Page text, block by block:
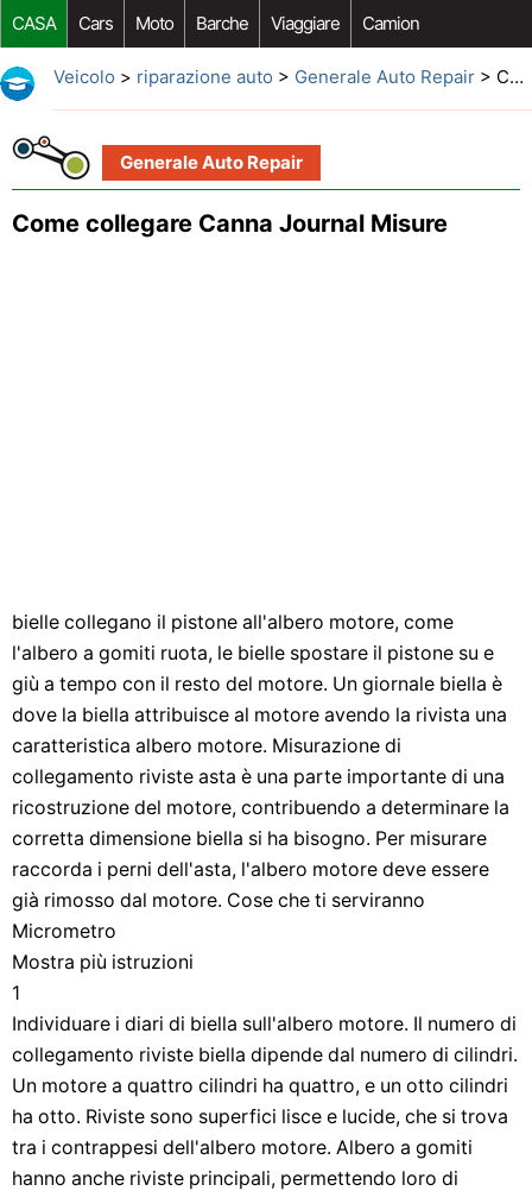
CASA Cars Moto Barche Viaggiare Camion
Riparazione Auto Acquisto Auto Car Opzioni Aftermarket
Veicolo > riparazione auto > Generale Auto Repair> Come collegare Canna Journal Misure
Generale Auto Repair
Come collegare Canna Journal Misure
bielle collegano il pistone all'albero motore, come
l'albero a gomiti ruota, le bielle spostare il pistone su e
giù a tempo con il resto del motore. Un giornale biella è
dove la biella attribuisce al motore avendo la rivista una
caratteristica albero motore. Misurazione di
collegamento riviste asta è una parte importante di una
ricostruzione del motore, contribuendo a determinare la
corretta dimensione biella si ha bisogno. Per misurare
raccorda i perni dell'asta, l'albero motore deve essere
già rimosso dal motore. Cose che ti serviranno
Micrometro
Mostra più istruzioni
1
Individuare i diari di biella sull'albero motore. Il numero di
collegamento riviste biella dipende dal numero di cilindri.
Un motore a quattro cilindri ha quattro, e un otto cilindri
ha otto. Riviste sono superfici lisce e lucide, che si trova
tra i contrappesi dell'albero motore. Albero a gomiti
hanno anche riviste principali, permettendo loro di